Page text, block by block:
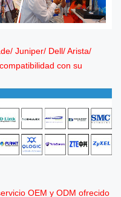
Juniper/ Dell/ Arista/
con su
OEM y ODM ofrecido